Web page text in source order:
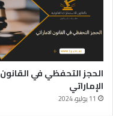
الحجز التحفظي في القانون
الإماراتي
11 يوليو، 2024